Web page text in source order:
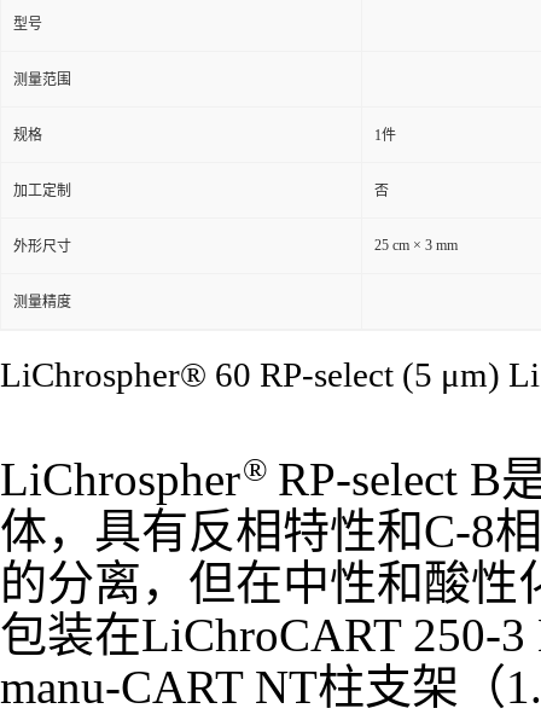
型号
测量范围
规格 1件
加工定制 否
外形尺寸 25 cm × 3 mm
测量精度
LiChrospher® 60 RP-select (5 μm)
LiChrospher®RP-select B
体，具有反相特性和C-8
的分离，但在中性和酸
包装在LiChroCART 250-
manu-CART NT柱支架（